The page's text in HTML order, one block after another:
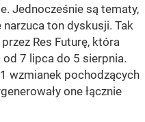
Jednocześnie są tematy,
ton dyskusji. Tak
Res Futurę, która
7 lipca do 5 sierpnia.
wzmianek pochodzących
one łącznie